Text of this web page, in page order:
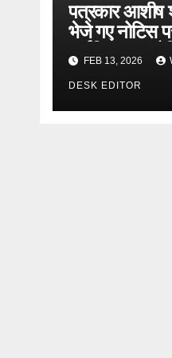
पत्रकार आशीष
भेजे गए नोटिस
जर्नलिस्ट्स
इंडिया की गंभीर
FEB 13, 2026
DESK EDITOR